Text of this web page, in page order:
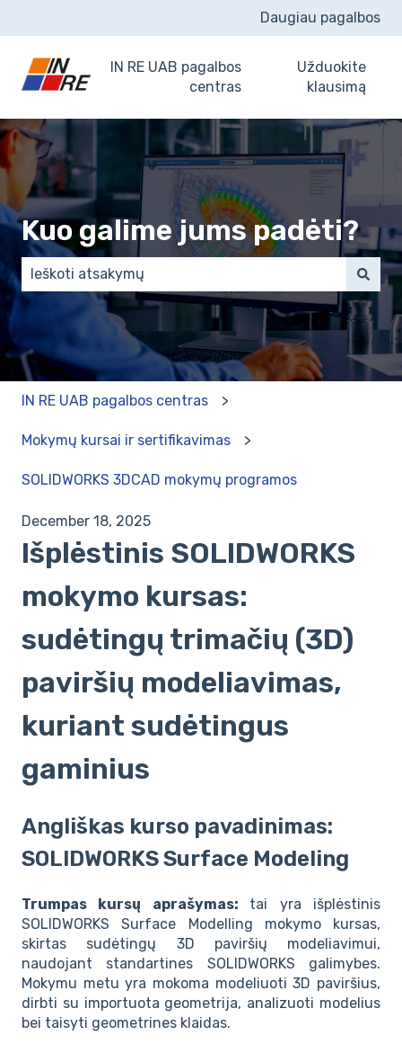
Daugiau pagalbos
IN RE UAB pagalbos
centras
Užduokite
klausimą
Kuo galime jums padėti?
There are no suggestions because the search field
IN RE UAB pagalbos centras
Mokymų kursai ir sertifikavimas
SOLIDWORKS 3DCAD mokymų programos
December 18, 2025
Išplėstinis SOLIDWORKS
mokymo kursas:
sudėtingų trimačių (3D)
paviršių modeliavimas,
kuriant sudėtingus
gaminius
Angliškas kurso pavadinimas:
SOLIDWORKS Surface Modeling
Trumpas kursų aprašymas: tai yra išplėstinis
SOLIDWORKS Surface Modelling mokymo kursas,
skirtas sudėtingų 3D paviršių modeliavimui,
naudojant standartines SOLIDWORKS galimybes.
Mokymu metu yra mokoma modeliuoti 3D paviršius,
dirbti su importuota geometrija, analizuoti modelius
bei taisyti geometrines klaidas.